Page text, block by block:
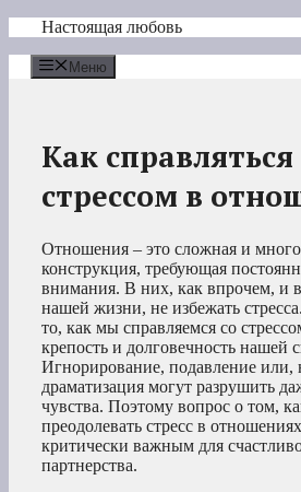
Перейти
содержимому
Настоящая любовь
Меню
Как справляться
стрессом в
Отношения – это сложная и
конструкция, требующая
внимания. В них, как впрочем, и
нашей жизни, не избежать
то, как мы справляемся со
крепость и долговечность нашей
Игнорирование, подавление или,
драматизация могут разрушить
чувства. Поэтому вопрос о том,
преодолевать стресс в
критически важным для
партнерства.